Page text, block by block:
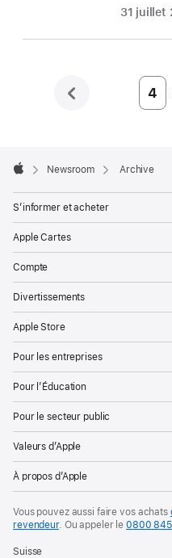
31 juillet
Footer

Newsroom Archive
S’informer et acheter
Apple Cartes
Compte
Divertissements
Apple Store
Pour les entreprises
Pour l’Éducation
Pour le secteur public
Valeurs d’Apple
À propos d’Apple
Vous pouvez aussi faire vos achats
revendeur. Ou appeler le0800 845
Suisse